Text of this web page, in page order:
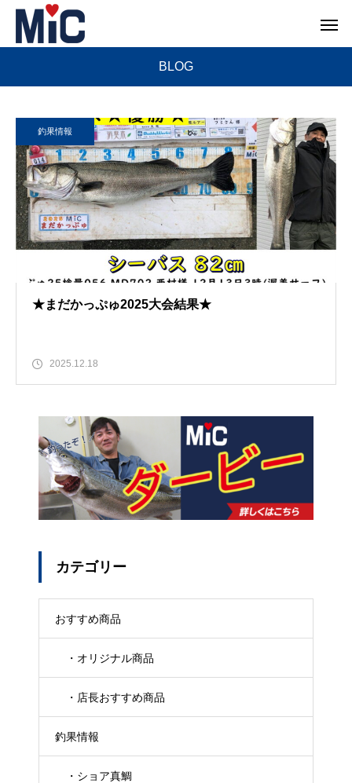
BLOG
釣果情報
★まだかっぷゅ2025大会結果★
2025.12.18
カテゴリー
おすすめ商品
・オリジナル商品
・店長おすすめ商品
釣果情報
・ショア真鯛